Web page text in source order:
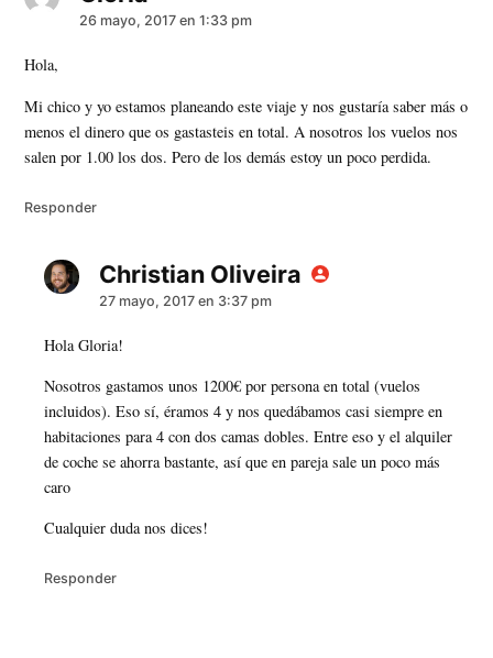
26 mayo, 2017 en 1:33 pm
Hola,
Mi chico y yo estamos planeando este viaje y nos gustaría saber más o
menos el dinero que os gastasteis en total. A nosotros los vuelos nos
salen por 1.00 los dos. Pero de los demás estoy un poco perdida.
Responder
Christian Oliveira dice:
27 mayo, 2017 en 3:37 pm
Hola Gloria!
Nosotros gastamos unos 1200€ por persona en total (vuelos
incluidos). Eso sí, éramos 4 y nos quedábamos casi siempre en
habitaciones para 4 con dos camas dobles. Entre eso y el alquiler
de coche se ahorra bastante, así que en pareja sale un poco más
caro
Cualquier duda nos dices!
Responder